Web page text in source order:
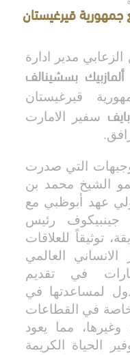
جمهورية قيرغيستان
مدير ادارة
ألمازبيك بسشينالف
قيرغيستان
سفير الامارت
التي صدرت
الشيخ محمد بن
عهد أبوظبي مع
جينبيكوف رئيس
توثيقاً للعلاقات
الانساني العالمي
في تقديم
لمساعدتها في
في القطاعات
وغيرها، مما يعود
الحياة الكريمة